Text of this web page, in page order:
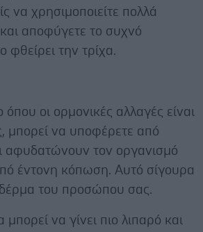
να χρησιμοποιείτε πολλά
αποφύγετε το συχνό
φθείρει την τρίχα.
όπου οι ορμονικές αλλαγές είναι
μπορεί να υποφέρετε από
αφυδατώνουν τον οργανισμό
έντονη κόπωση. Αυτό σίγουρα
του προσώπου σας.
να γίνει πιο λιπαρό και